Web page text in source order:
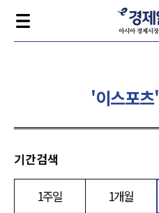
'이스포츠'
기간검색
1주일 1개월